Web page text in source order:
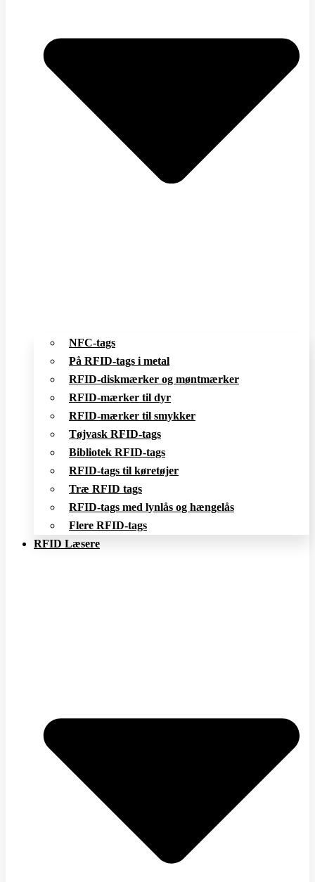
NFC-tags
På RFID-tags i metal
RFID-diskmærker og møntmærker
RFID-mærker til dyr
RFID-mærker til smykker
Tøjvask RFID-tags
Bibliotek RFID-tags
RFID-tags til køretøjer
Træ RFID tags
RFID-tags med lynlås og hængelås
Flere RFID-tags
RFID Læsere